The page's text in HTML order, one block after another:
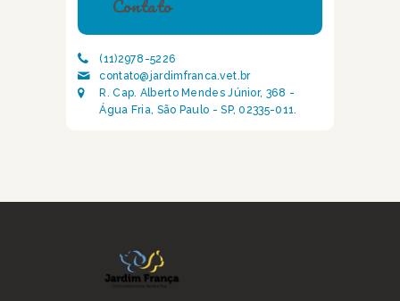
Contato
(11)2978-5226
contato@jardimfranca.vet.br
R. Cap. Alberto Mendes Júnior, 368 -
Água Fria, São Paulo - SP, 02335-011.